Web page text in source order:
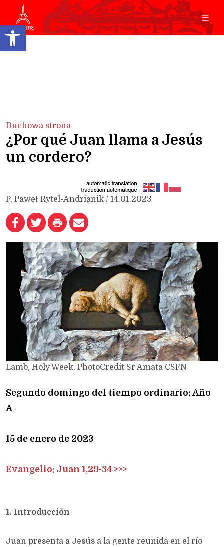
Open toolbar
Duchowa strona
¿Por qué Juan llama a Jesús
un cordero?
P. Paweł Rytel-Andrianik / 14.01.2023
Lamb, Holy Week, PhotoCredit Sr Amata CSFN
Segundo domingo del tiempo ordinario; Año
A
15 de enero de 2023
Evangelio: Juan 1,29-34 >>>
1. Introducción
Juan presenta a Jesús a la gente reunida en el río